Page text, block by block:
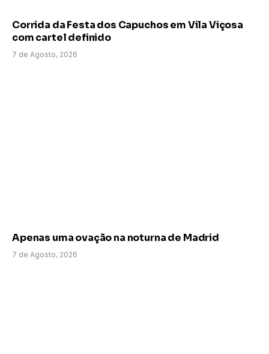
Corrida da Festa dos Capuchos em Vila Viçosa
com cartel definido
7 de Agosto, 2026
Apenas uma ovação na noturna de Madrid
7 de Agosto, 2026